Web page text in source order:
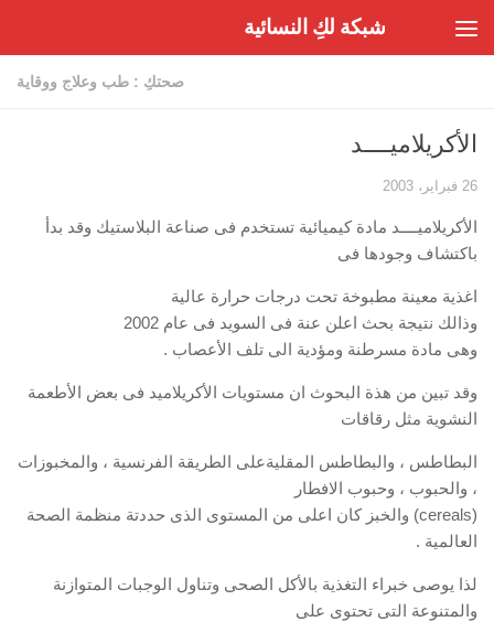
شبكة لكِ النسائية
صحتكِ : طب وعلاج ووقاية
الأكريلاميــــد
26 فبراير، 2003
الأكريلاميــــد مادة كيميائية تستخدم فى صناعة البلاستيك وقد بدأ
باكتشاف وجودها فى
اغذية معينة مطبوخة تحت درجات حرارة عالية
وذالك نتيجة بحث اعلن عنة فى السويد فى عام 2002
وهى مادة مسرطنة ومؤدية الى تلف الأعصاب .
وقد تبين من هذة البحوث ان مستويات الأكريلاميد فى بعض الأطعمة
النشوية مثل رقاقات
البطاطس ، والبطاطس المقليةعلى الطريقة الفرنسية ، والمخبوزات
، والحبوب ، وحبوب الافطار
(cereals) والخبز كان اعلى من المستوى الذى حددتة منظمة الصحة
العالمية .
لذا يوصى خبراء التغذية بالأكل الصحى وتناول الوجبات المتوازنة
والمتنوعة التى تحتوى على